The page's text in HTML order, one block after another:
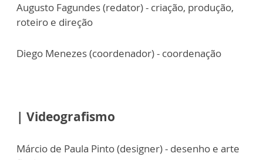
Augusto Fagundes (redator) - criação, produção,
roteiro e direção
Diego Menezes (coordenador) - coordenação
| Videografismo
Márcio de Paula Pinto (designer) - desenho e arte